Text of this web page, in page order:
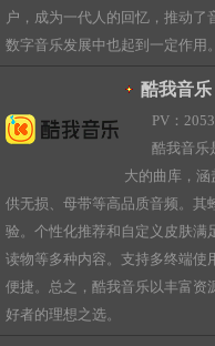
户，成为一代人的回忆，推动
数字音乐发展中也起到一定作用。
酷我音乐
PV：
酷我音乐
大的曲库，
供无损、母带等高品质音频。其
验。个性化推荐和自定义皮肤满
读物等多种内容。支持多终端使
便捷。总之，酷我音乐以丰富资
好者的理想之选。